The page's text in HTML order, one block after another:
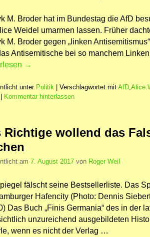
M. Broder hat im Bundestag die AfD
Weidel umarmen lassen. Früher
M. Broder gegen „linken
Antisemitische bei so manchem
→
unter Politik Verschlagwortet mit AfD Alice
Kommentar hinterlassen
Richtige wollend das
am 7. August 2017 von Roger Weil
fälscht seine Bestsellerliste. Das
Hafencity (Photo: Dennis
Das Buch „Finis Germania“ des in der
unzureichend ausgebildeten
wenn es nicht der Verlag …